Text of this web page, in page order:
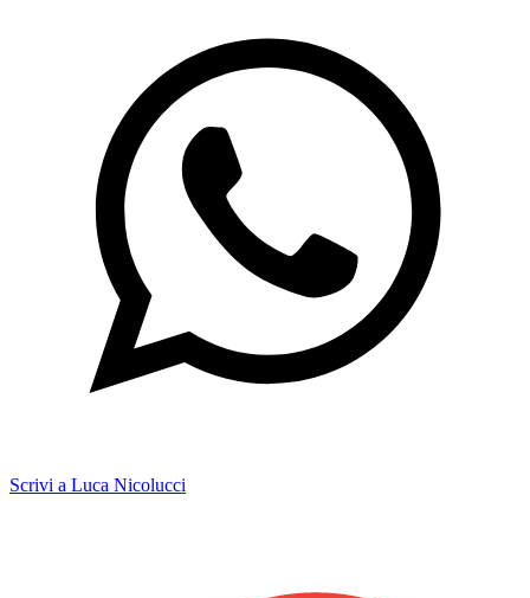
Scrivi a Luca Nicolucci